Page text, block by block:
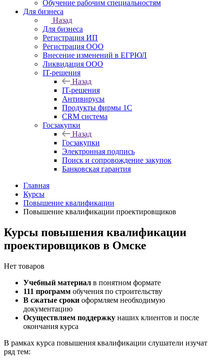
Обучение рабочим специальностям
Для бизнеса
Назад
Для бизнеса
Регистрация ИП
Регистрация ООО
Внесение изменений в ЕГРЮЛ
Ликвидация ООО
IT-решения
Назад
IT-решения
Антивирусы
Продукты фирмы 1C
CRM система
Госзакупки
Назад
Госзакупки
Электронная подпись
Поиск и сопровождение закупок
Банковская гарантия
Главная
Курсы
Повышение квалификации
Повышение квалификации проектировщиков
Курсы повышения квалификации
проектировщиков в Омске
Нет товаров
Учебный материал в понятном формате
111 программ обучения по строительству
В сжатые сроки оформляем необходимую
документацию
Осуществляем поддержку наших клиентов и после
окончания курса
В рамках курса повышения квалификации слушатели изучат
ряд тем: